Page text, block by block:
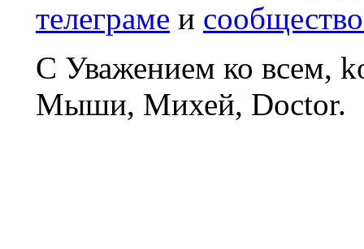
телеграме и
С Уважением ко всем,
Мыши, Михей, Doctor.